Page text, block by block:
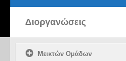
Διοργανώσεις
Μεικτών Ομάδων